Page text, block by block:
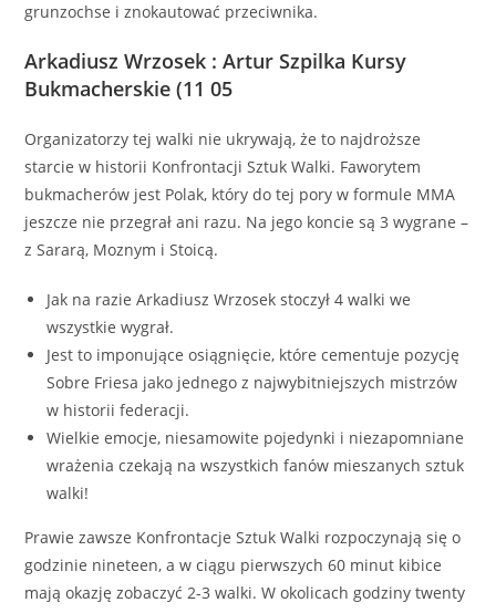
grunzochse i znokautować przeciwnika.
Arkadiusz Wrzosek : Artur Szpilka Kursy
Bukmacherskie (11 05
Organizatorzy tej walki nie ukrywają, że to najdroższe
starcie w historii Konfrontacji Sztuk Walki. Faworytem
bukmacherów jest Polak, który do tej pory w formule MMA
jeszcze nie przegrał ani razu. Na jego koncie są 3 wygrane –
z Sararą, Moznym i Stoicą.
Jak na razie Arkadiusz Wrzosek stoczył 4 walki we
wszystkie wygrał.
Jest to imponujące osiągnięcie, które cementuje pozycję
Sobre Friesa jako jednego z najwybitniejszych mistrzów
w historii federacji.
Wielkie emocje, niesamowite pojedynki i niezapomniane
wrażenia czekają na wszystkich fanów mieszanych sztuk
walki!
Prawie zawsze Konfrontacje Sztuk Walki rozpoczynają się o
godzinie nineteen, a w ciągu pierwszych 60 minut kibice
mają okazję zobaczyć 2-3 walki. W okolicach godziny twenty